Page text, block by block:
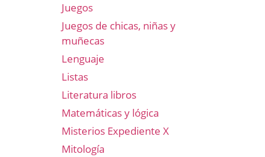
Juegos
Juegos de chicas, niñas y
muñecas
Lenguaje
Listas
Literatura libros
Matemáticas y lógica
Misterios Expediente X
Mitología